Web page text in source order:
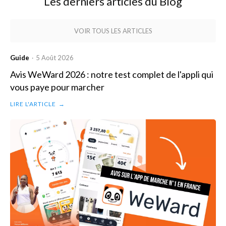
VOIR TOUS LES ARTICLES
Guide · 5 Août 2026
Avis WeWard 2026 : notre test complet de l'appli qui
vous paye pour marcher
LIRE L'ARTICLE →